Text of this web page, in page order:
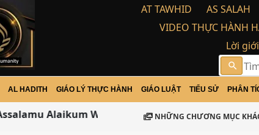
AT TAWHID AS SALAH
VIDEO THỰC HÀNH
Lời
search
AL HADITH GIÁO LÝ THỰC HÀNH GIÁO LUẬT TIỂU SỬ PHÂN
Alaikum Warohma tulloh wabarakatu
NHỮNG CHƯƠNG MỤC